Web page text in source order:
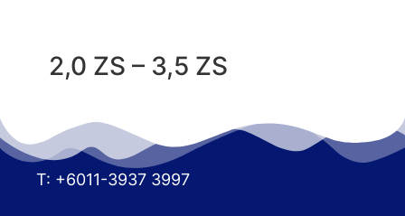
2,0 ZS – 3,5 ZS
T: +6011-3937 3997